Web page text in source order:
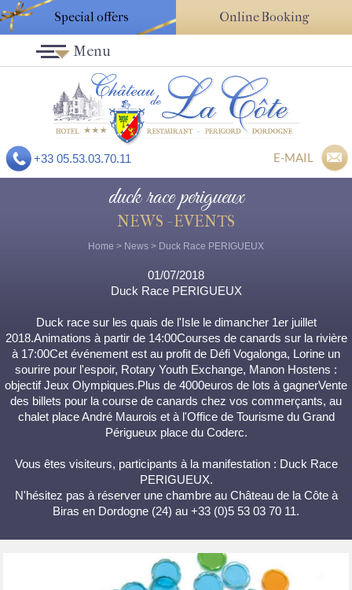
Special offers Online Booking
+33 05.53.03.70.11 E-MAIL
Menu
duck race perigueux
NEWS - EVENTS
Home > News > Duck Race PERIGUEUX
01/07/2018
Duck Race PERIGUEUX
Duck race sur les quais de l'Isle le dimancher 1er juillet
2018.Animations à partir de 14:00Courses de canards sur la rivière
à 17:00Cet événement est au profit de Défi Vogalonga, Lorine un
sourire pour l'espoir, Rotary Youth Exchange, Manon Hostens :
objectif Jeux Olympiques.Plus de 4000euros de lots à gagnerVente
des billets pour la course de canards chez vos commerçants, au
chalet place André Maurois et à l'Office de Tourisme du Grand
Périgueux place du Coderc.
Vous êtes visiteurs, participants à la manifestation : Duck Race
PERIGUEUX.
N'hésitez pas à réserver une chambre au Château de la Côte à
Biras en Dordogne (24) au +33 (0)5 53 03 70 11.